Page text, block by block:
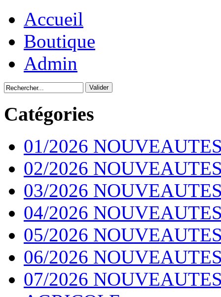
Accueil
Boutique
Admin
Catégories
01/2026
02/2026
03/2026
04/2026
05/2026
06/2026
07/2026